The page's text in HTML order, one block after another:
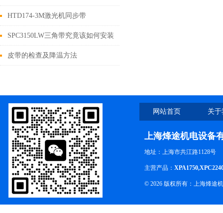
特点
HTD174-3M激光机同步带
SPC3150LW三角带究竟该如何安装
呢？
皮带的检查及降温方法
网站首页 关
上海烽途机电设备
地址：上海市共江路1128号
主营产品：
© 2026 版权所有：上海烽途